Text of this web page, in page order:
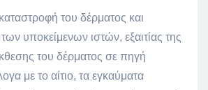
του δέρματος και
υποκείμενων ιστών, εξαιτίας της
του δέρματος σε πηγή
με το αίτιο, τα εγκαύματα